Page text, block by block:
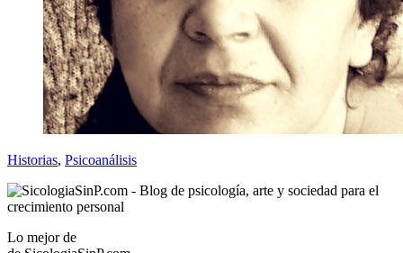
Historias, Psicoanálisis
Lo mejor de